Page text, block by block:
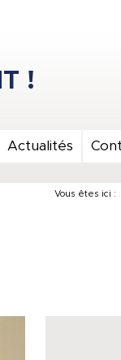
Actualités
Vous êtes ici :